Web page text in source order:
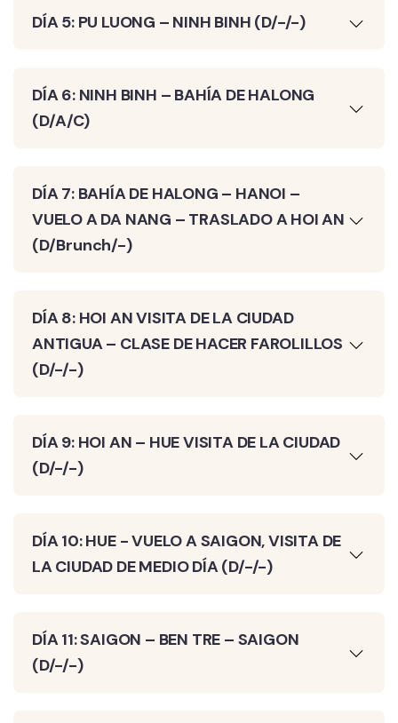
DÍA 5: PU LUONG – NINH BINH (D/-/-)
DÍA 6: NINH BINH – BAHÍA DE HALONG
(D/A/C)
DÍA 7: BAHÍA DE HALONG – HANOI –
VUELO A DA NANG – TRASLADO A HOI AN
(D/Brunch/-)
DÍA 8: HOI AN VISITA DE LA CIUDAD
ANTIGUA – CLASE DE HACER FAROLILLOS
(D/-/-)
DÍA 9: HOI AN – HUE VISITA DE LA CIUDAD
(D/-/-)
DÍA 10: HUE - VUELO A SAIGON, VISITA DE
LA CIUDAD DE MEDIO DÍA (D/-/-)
DÍA 11: SAIGON – BEN TRE – SAIGON
(D/-/-)